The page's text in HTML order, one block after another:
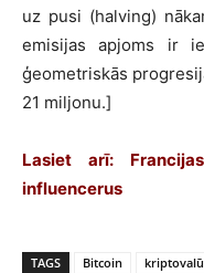
uz pusi (halving)
emisijas apjoms ir
ģeometriskās
21 miljonu.]
Lasiet arī:
influencerus
TAGS Bitcoin